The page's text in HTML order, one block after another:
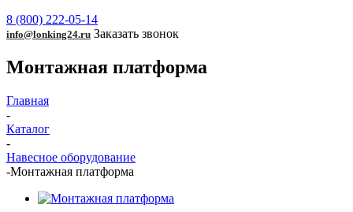
8 (800) 222-05-14
info@lonking24.ru Заказать звонок
Монтажная платформа
Главная
-
Каталог
-
Навесное оборудование
-Монтажная платформа